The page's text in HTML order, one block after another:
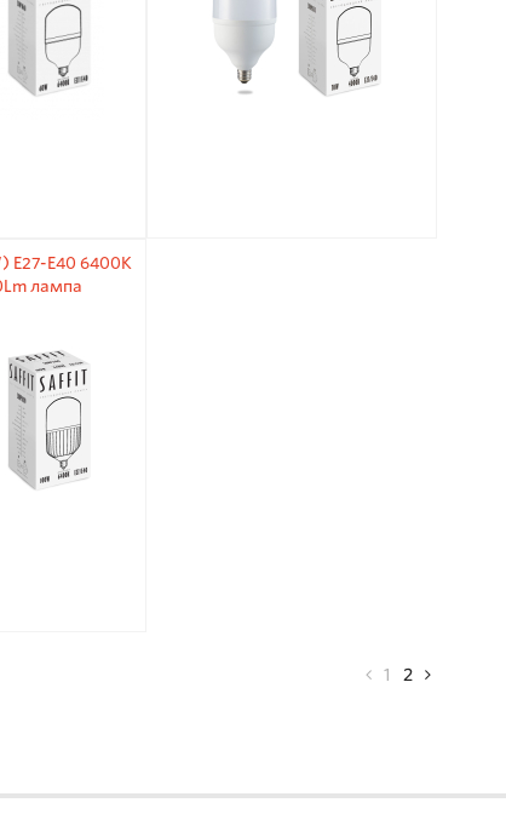
E27-E40 6400K
лампа
1 2